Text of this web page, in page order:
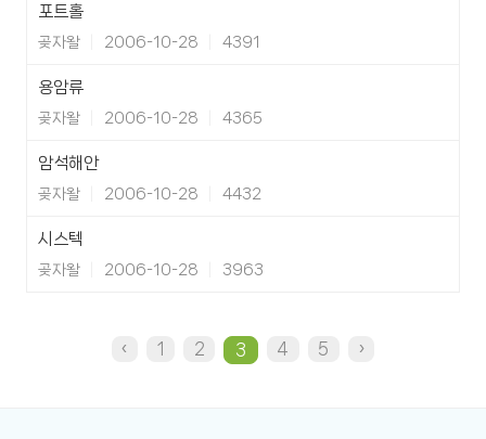
포트홀
곶자왈 2006-10-28 4391
용암류
곶자왈 2006-10-28 4365
암석해안
곶자왈 2006-10-28 4432
시스텍
곶자왈 2006-10-28 3963
‹ 1 2 3 4 5 ›